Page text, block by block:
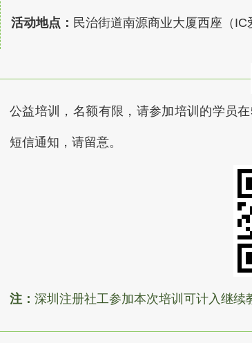
活动地点： 民治街道南源商业大厦西座（IC
公益培训，名额有限，请参加培训的学员
短信通知，请留意。
注： 深圳注册社工参加本次培训可计入继续